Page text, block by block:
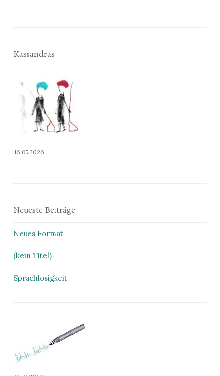
Kassandras
16.07.2026
Neueste Beiträge
Neues Format
(kein Titel)
Sprachlosigkeit